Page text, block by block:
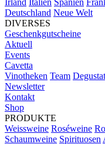
Irland Italien Spanien
Deutschland Neue Welt
DIVERSES
Geschenkgutscheine
Aktuell
Events
Cavetta
Vinotheken Team
Newsletter
Kontakt
Shop
PRODUKTE
Weissweine Roséweine
Schaumweine Spirituosen